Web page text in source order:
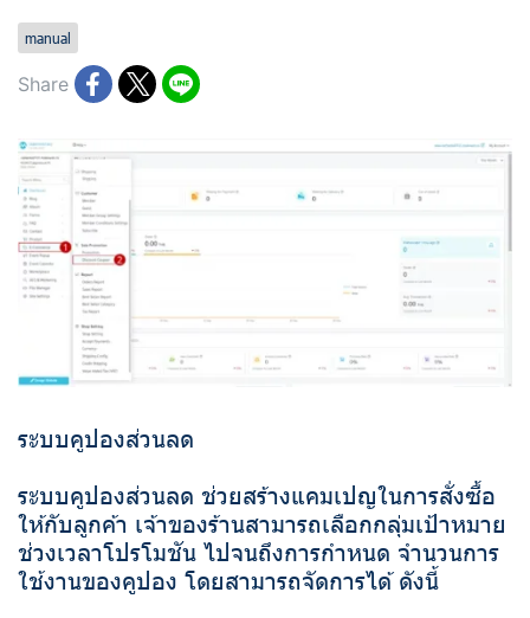
manual
Share
ระบบคูปองส่วนลด
ระบบคูปองส่วนลด ช่วยสร้างแคมเปญในการสั่งซื้อ
ให้กับลูกค้า เจ้าของร้านสามารถเลือกกลุ่มเป้าหมาย
ช่วงเวลาโปรโมชัน ไปจนถึงการกำหนด จำนวนการ
ใช้งานของคูปอง โดยสามารถจัดการได้ ดังนี้